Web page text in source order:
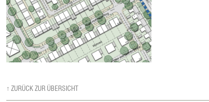
↑ ZURÜCK ZUR ÜBERSICHT